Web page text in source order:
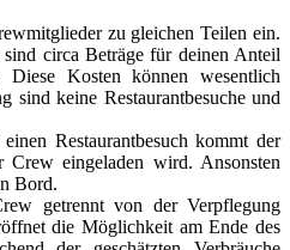
zu gleichen Teilen ein.
circa Beträge für deinen Anteil
Diese Kosten können wesentlich
sind keine Restaurantbesuche und
Restaurantbesuch kommt der
eingeladen wird. Ansonsten
Bord.
getrennt von der Verpflegung
die Möglichkeit am Ende des